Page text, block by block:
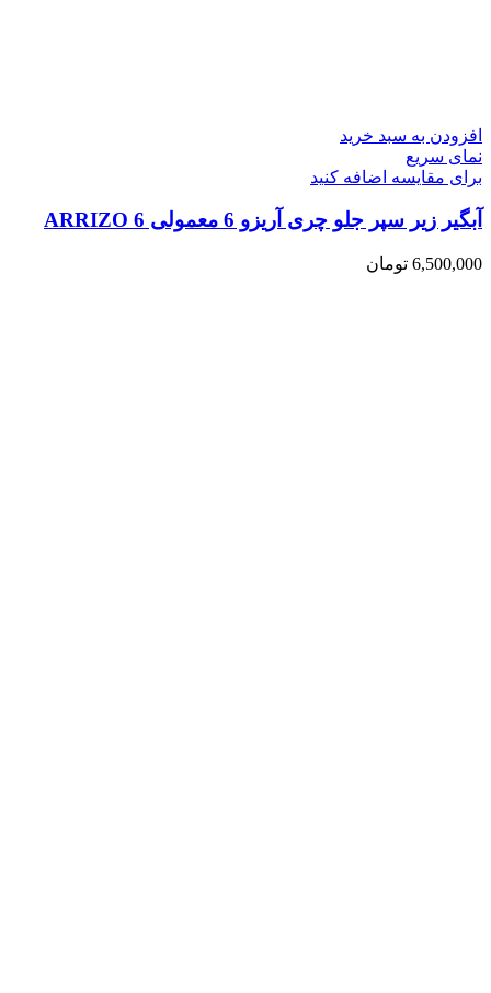
افزودن به سبد خرید
نمای سریع
برای مقایسه اضافه کنید
آبگیر زیر سپر جلو چری آریزو 6 معمولی ARRIZO 6
6,500,000 تومان